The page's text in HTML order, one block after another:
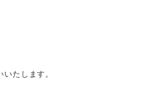
たします。